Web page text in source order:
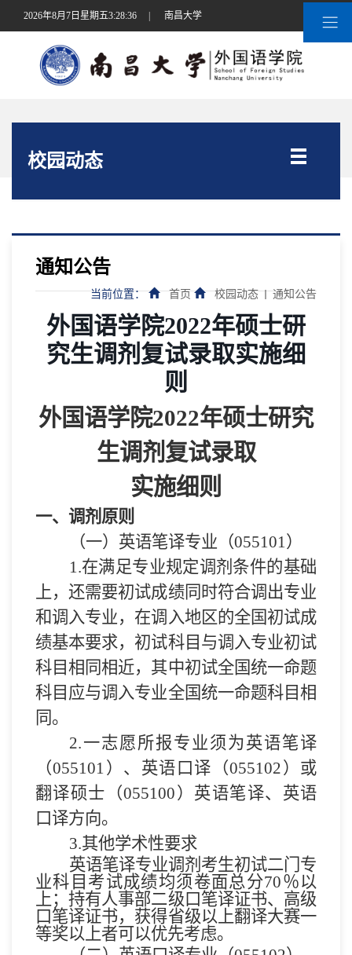
2026年8月7日星期五3:28:36 南昌大学
校园动态
通知公告
当前位置： 首页 校园动态 通知公告
外国语学院2022年硕士研
究生调剂复试录取实施细
则
外国语学院2022年硕士研究
生调剂复试录取
实施细则
一、 调剂原则
（一）英语笔译专业（055101 ）
1.在满足专业规定调剂条件的基础
上，还需要初试成绩同时符合调出专业
和调入专业，在调入地区的全国初试成
绩基本要求，初试科目与调入专业初试
科目相同相近，其中初试全国统一命题
科目应与调入专业全国统一命题科目相
同。
2.一志愿所报专业须 为英语笔译
（055101 ） 、 英语口译（055102 ） 或
翻译硕士（055100 ）英语笔译、英语
口译方向。
3.其他学术性要求
英语笔译专业调剂考生初试二门专
业科目 考试成绩均须 卷面总分70％以
上 ；持有人事部二级口笔译证书、高级
口笔译证书， 获得省级以上翻译大赛一
等奖以上者可以优先考虑。